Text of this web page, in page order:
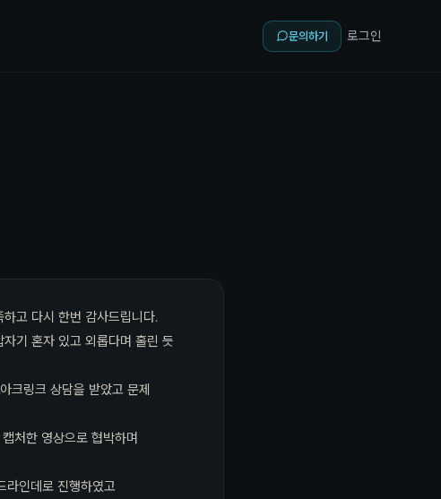
문의하기 로그인
고 다시 한번 감사드립니다.
기 혼자 있고 외롭다며 홀린 듯
크링크 상담을 받았고 문제
처한 영상으로 협박하며
라인데로 진행하였고